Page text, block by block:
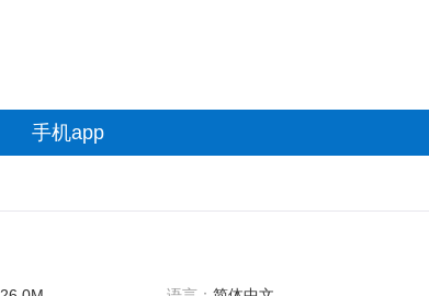
手机app